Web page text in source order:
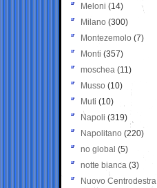
Meloni (14)
Milano (300)
Montezemolo (7)
Monti (357)
moschea (11)
Musso (10)
Muti (10)
Napoli (319)
Napolitano (220)
no global (5)
notte bianca (3)
Nuovo Centrodestra